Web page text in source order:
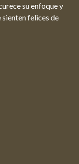
su enfoque y
sienten felices de